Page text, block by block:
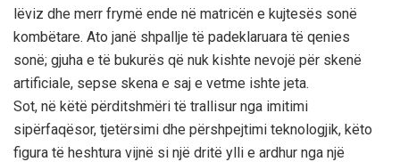
lëviz dhe merr frymë ende në matricën e kujtesës sonë
kombëtare. Ato janë shpallje të padeklaruara të qenies
sonë; gjuha e të bukurës që nuk kishte nevojë për skenë
artificiale, sepse skena e saj e vetme ishte jeta.
Sot, në këtë përditshmëri të trallisur nga imitimi
sipërfaqësor, tjetërsimi dhe përshpejtimi teknologjik, këto
figura të heshtura vijnë si një dritë ylli e ardhur nga një